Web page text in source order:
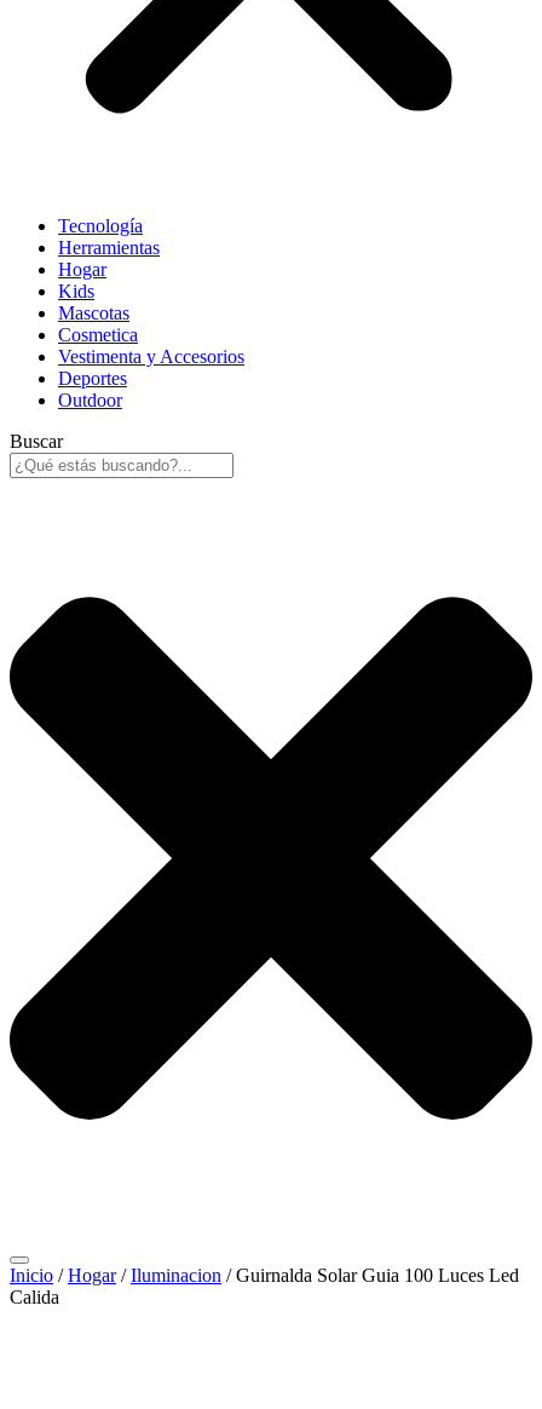
Tecnología
Herramientas
Hogar
Kids
Mascotas
Cosmetica
Vestimenta y Accesorios
Deportes
Outdoor
Buscar
Inicio /Hogar/Iluminacion / Guirnalda Solar Guia 100 Luces Led
Calida